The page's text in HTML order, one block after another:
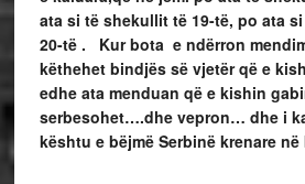
ata si të shekullit të 19-të, po ata
20-të . Kur bota e ndërron
këthehet bindjës së vjetër që e
edhe ata menduan që e kishin
serbesohet….dhe vepron… dhe i
kështu e bëjmë Serbinë krenare në